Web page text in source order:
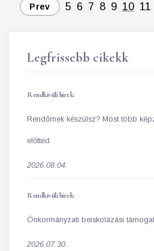
Prev 5 6 7 8 9 10 11
Legfrissebb cikekk
Rendkívüli hírek:
Rendőrnek készülsz? Most több
előtted
2026.08.04.
Rendkívüli hírek:
Önkormányzati beiskolázási
2026.07.30.